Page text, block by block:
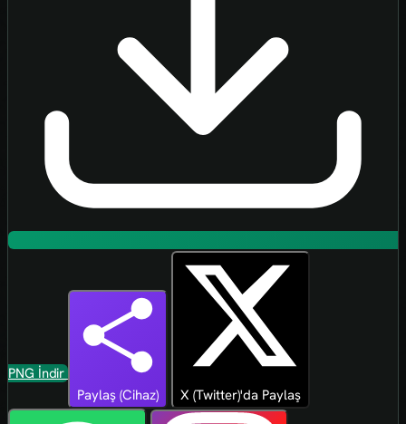
PNG İndir
Paylaş (Cihaz)
X (Twitter)'da Paylaş